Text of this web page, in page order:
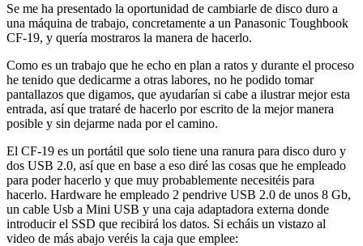
Se me ha presentado la oportunidad de cambiarle de disco duro a
una máquina de trabajo, concretamente a un Panasonic Toughbook
CF-19, y quería mostraros la manera de hacerlo.
Como es un trabajo que he echo en plan a ratos y durante el proceso
he tenido que dedicarme a otras labores, no he podido tomar
pantallazos que digamos, que ayudarían si cabe a ilustrar mejor esta
entrada, así que trataré de hacerlo por escrito de la mejor manera
posible y sin dejarme nada por el camino.
El CF-19 es un portátil que solo tiene una ranura para disco duro y
dos USB 2.0, así que en base a eso diré las cosas que he empleado
para poder hacerlo y que muy probablemente necesitéis para
hacerlo. Hardware he empleado 2 pendrive USB 2.0 de unos 8 Gb,
un cable Usb a Mini USB y una caja adaptadora externa donde
introducir el SSD que recibirá los datos. Si echáis un vistazo al
video de más abajo veréis la caja que emplee: